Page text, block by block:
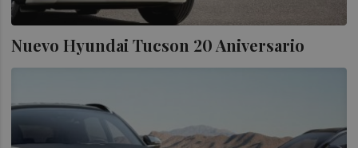
Nuevo Hyundai Tucson 20 Aniversario